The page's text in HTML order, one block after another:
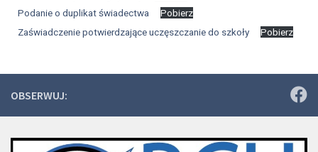
Podanie o duplikat świadectwa
Pobierz
Zaświadczenie potwierdzające uczęszczanie do szkoły
Pobierz
OBSERWUJ: